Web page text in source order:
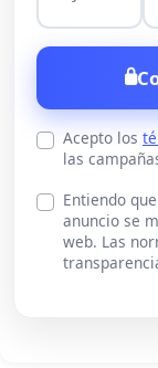
Acepto los
las
Entiendo
anuncio se
web. Las